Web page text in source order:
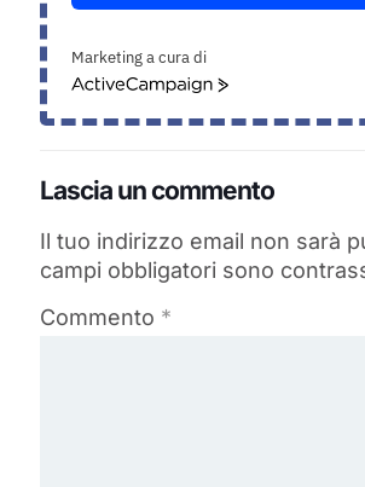
Marketing a cura di
ActiveCampaign
Lascia un commento
Il tuo indirizzo email non sarà
campi obbligatori sono
Commento *